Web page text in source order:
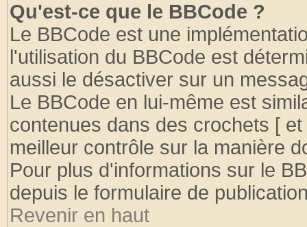
Qu'est-ce que le BBCode ?
Le BBCode est une
l'utilisation du BBCode est
aussi le désactiver sur un
Le BBCode en lui-même est
contenues dans des crochets [
meilleur contrôle sur la manière
Pour plus d'informations sur le
depuis le formulaire de
Revenir en haut